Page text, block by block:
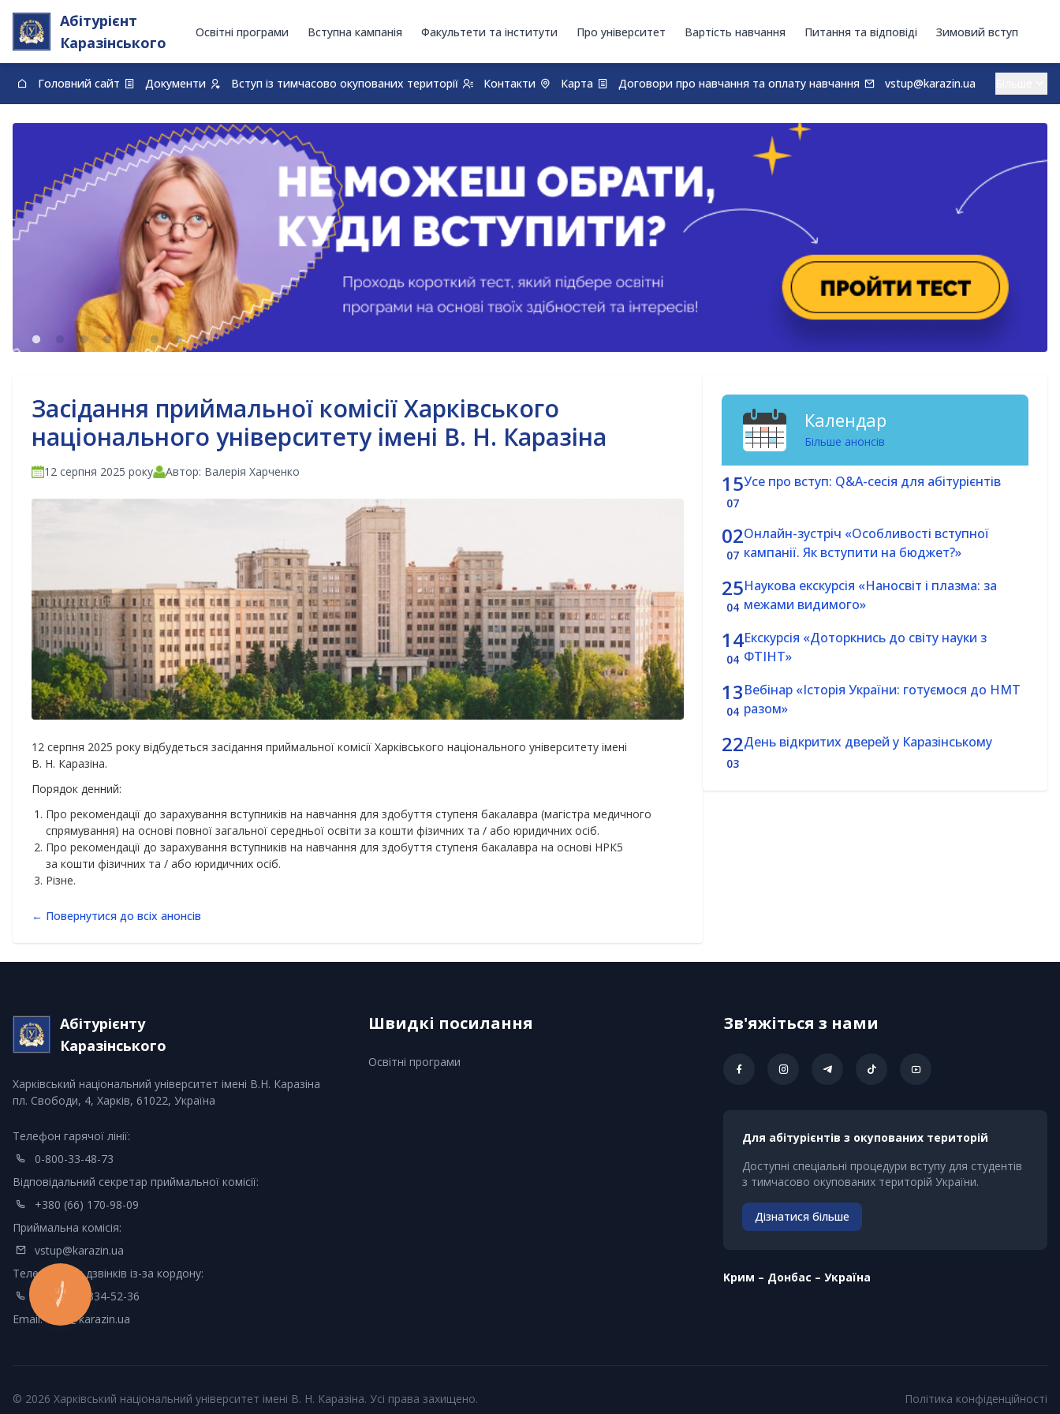
Абітурієнт
Каразінського
Освітні програми Вступна кампанія Факультети та інститути Про університет Вартість навчання Питання та відповіді Зимовий вступ
Головний сайт Документи Вступ із тимчасово окупованих території Контакти Карта Договори про навчання та оплату навчання
vstup@karazin.ua
0-800-33-48-73
Засідання приймальної комісії Харківського
національного університету імені В. Н. Каразіна
12 серпня 2025 року Автор: Валерія Харченко
12 серпня 2025 року відбудеться засідання приймальної комісії Харківського національного університету імені
В. Н. Каразіна.
Порядок денний:
Про рекомендації до зарахування вступників на навчання для здобуття ступеня бакалавра (магістра медичного
спрямування) на основі повної загальної середньої освіти за кошти фізичних та / або юридичних осіб.
Про рекомендації до зарахування вступників на навчання для здобуття ступеня бакалавра на основі НРК5
за кошти фізичних та / або юридичних осіб.
Різне.
← Повернутися до всіх анонсів
Календар
Більше анонсів
15
07
Усе про вступ: Q&A-сесія для абітурієнтів
02
07
Онлайн-зустріч «Особливості вступної
кампанії. Як вступити на бюджет?»
25
04
Наукова екскурсія «Наносвіт і плазма: за
межами видимого»
14
04
Екскурсія «Доторкнись до світу науки з
ФТІНТ»
13
04
Вебінар «Історія України: готуємося до НМТ
разом»
22
03
День відкритих дверей у Каразінському
Абітурієнту
Каразінського
Харківський національний університет імені В.Н. Каразіна
пл. Свободи, 4, Харків, 61022, Україна
Телефон гарячої лінії:
0-800-33-48-73
Відповідальний секретар приймальної комісії:
+380 (66) 170-98-09
Приймальна комісія:
vstup@karazin.ua
Телефон для дзвінків із-за кордону:
+380 (44)-334-52-36
Email:
info@karazin.ua
Швидкі посилання
Освітні програми
Зв'яжіться з нами
Для абітурієнтів з окупованих територій
Доступні спеціальні процедури вступу для студентів
з тимчасово окупованих територій України.
Дізнатися більше
Kрим – Донбас – Україна
© 2026 Харківський національний університет імені В. Н. Каразіна. Усі права захищено. Політика конфіденційності
КНОПКА
ЗВ'ЯЗКУ